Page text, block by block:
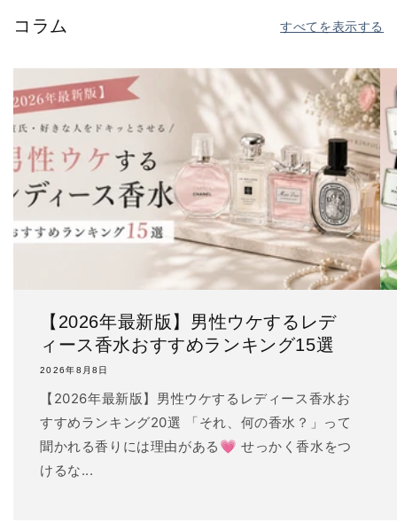
コラム すべてを表示する
【2026年最新版】男性ウケするレデ
ィース香水おすすめランキング15選
2026年8月8日
【2026年最新版】男性ウケするレディース香水お
すすめランキング20選 「それ、何の香水？」って
聞かれる香りには理由がある💗 せっかく香水をつ
けるな...